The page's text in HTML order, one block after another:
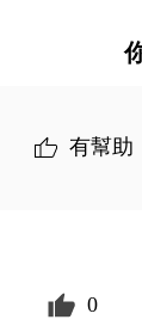
有幫助
0